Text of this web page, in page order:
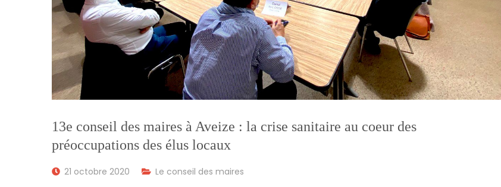
13e conseil des maires à Aveize : la crise sanitaire au coeur des
préoccupations des élus locaux
21 octobre 2020 Le conseil des maires